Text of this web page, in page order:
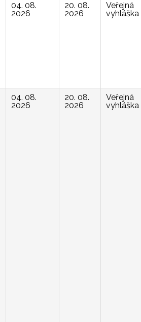
04. 08.
2026
20. 08.
2026
Veřejná
vyhláška
04. 08.
2026
20. 08.
2026
Veřejná
vyhláška